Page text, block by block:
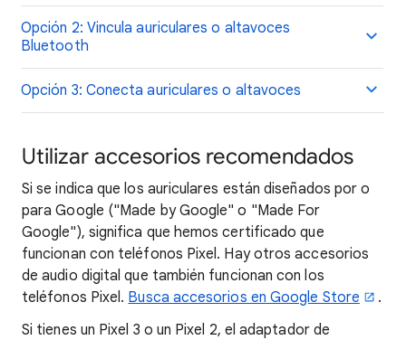
Opción 2: Vincula auriculares o altavoces
Bluetooth
Opción 3: Conecta auriculares o altavoces
Utilizar accesorios recomendados
Si se indica que los auriculares están diseñados por o
para Google ("Made by Google" o "Made For
Google"), significa que hemos certificado que
funcionan con teléfonos Pixel. Hay otrosaccesorios
de audio digital que también funcionan con los
teléfonos Pixel. Busca accesorios en Google Store
.
Si tienes un Pixel 3 o un Pixel 2, el adaptador de